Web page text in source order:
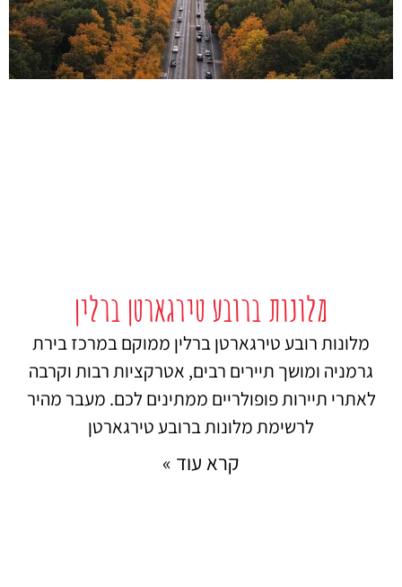
מלונות ברובע טירגארטן ברלין
מלונות רובע טירגארטן ברלין ממוקם במרכז בירת
גרמניה ומושך תיירים רבים, אטרקציות רבות וקרבה
לאתרי תיירות פופולריים ממתינים לכם. מעבר מהיר
לרשימת מלונות ברובע טירגארטן
קרא עוד »